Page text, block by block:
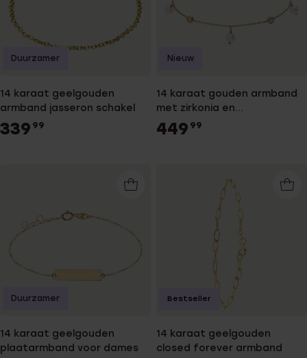
14 karaat geelgouden
armband jasseron schakel
339 99
Duurzamer
14 karaat gouden armband
met zirkonia en
zoetwaterparel
449 99
Nieuw
14 karaat geelgouden
plaatarmband voor dames
Duurzamer
14 karaat geelgouden
closed forever armband
Bestseller